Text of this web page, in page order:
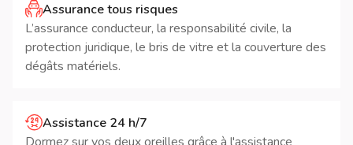
Assurance tous risques
L’assurance conducteur, la responsabilité civile, la
protection juridique, le bris de vitre et la couverture des
dégâts matériels.
Assistance 24 h/7